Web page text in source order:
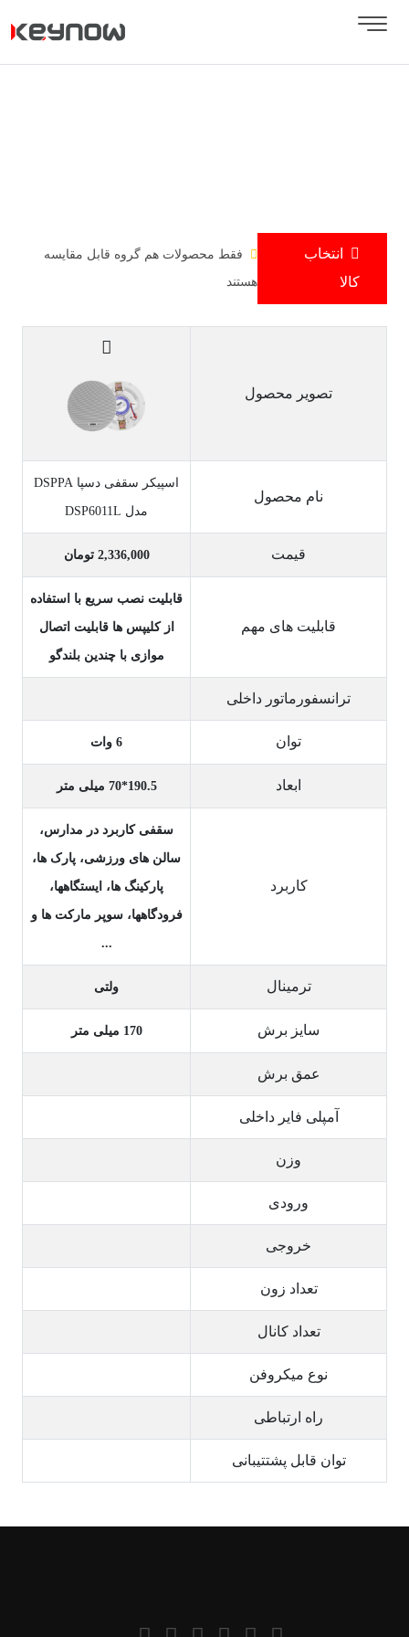
انتخاب
کالا
فقط محصولات هم گروه قابل مقایسه
هستند
تصویر محصول
نام محصول
اسپیکر سقفی دسپا DSPPA
مدل DSP6011L
قیمت 2,336,000 تومان
قابلیت های مهم
قابلیت نصب سریع با استفاده
از کلیپس ها قابلیت اتصال
موازی با چندین بلندگو
ترانسفورماتور داخلی
توان 6 وات
ابعاد 190.5*70 میلی متر
کاربرد
سقفی کاربرد در مدارس،
سالن های ورزشی، پارک ها،
پارکینگ ها، ایستگاهها،
فرودگاهها، سوپر مارکت ها و
...
ترمینال ولتی
سایز برش 170 میلی متر
عمق برش
آمپلی فایر داخلی
وزن
ورودی
خروجی
تعداد زون
تعداد کانال
نوع میکروفن
راه ارتباطی
توان قابل پشتتیبانی